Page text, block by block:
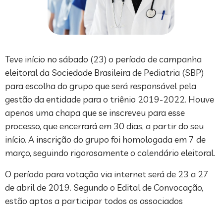
Teve início no sábado (23) o período de campanha
eleitoral da Sociedade Brasileira de Pediatria (SBP)
para escolha do grupo que será responsável pela
gestão da entidade para o triênio 2019-2022. Houve
apenas uma chapa que se inscreveu para esse
processo, que encerrará em 30 dias, a partir do seu
início. A inscrição do grupo foi homologada em 7 de
março, seguindo rigorosamente o calendário eleitoral.
O período para votação via internet será de 23 a 27
de abril de 2019. Segundo o Edital de Convocação,
estão aptos a participar todos os associados